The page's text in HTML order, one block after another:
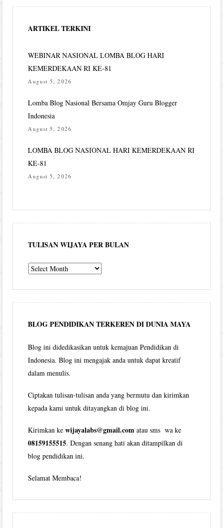
ARTIKEL TERKINI
WEBINAR NASIONAL LOMBA BLOG HARI
KEMERDEKAAN RI KE-81
August 5, 2026
Lomba Blog Nasional Bersama Omjay Guru Blogger
Indonesia
August 5, 2026
LOMBA BLOG NASIONAL HARI KEMERDEKAAN RI
KE-81
August 5, 2026
TULISAN WIJAYA PER BULAN
Tulisan
per
bulan
BLOG PENDIDIKAN TERKEREN DI DUNIA MAYA
Blog ini didedikasikan untuk kemajuan Pendidikan di
Indonesia. Blog ini mengajak anda untuk dapat kreatif
dalam menulis.
Ciptakan tulisan-tulisan anda yang bermutu dan kirimkan
kepada kami untuk ditayangkan di blog ini.
Kirimkan kewijayalabs@gmail.com atau sms wa ke
08159155515. Dengan senang hati akan ditampilkan di
blog pendidikan ini.
Selamat Membaca!